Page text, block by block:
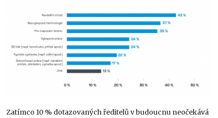
Zatímco 10 % dotazovaných ředitelů v budoucnu neočekává